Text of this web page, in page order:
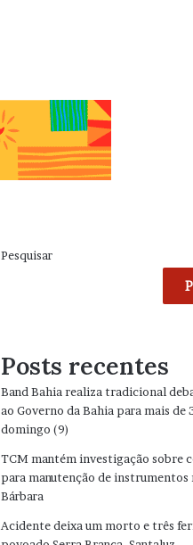
Pesquisar
Posts recentes
Band Bahia realiza tradicional
ao Governo da Bahia para mais de
domingo (9)
TCM mantém investigação sobre
para manutenção de instrumentos
Bárbara
Acidente deixa um morto e três